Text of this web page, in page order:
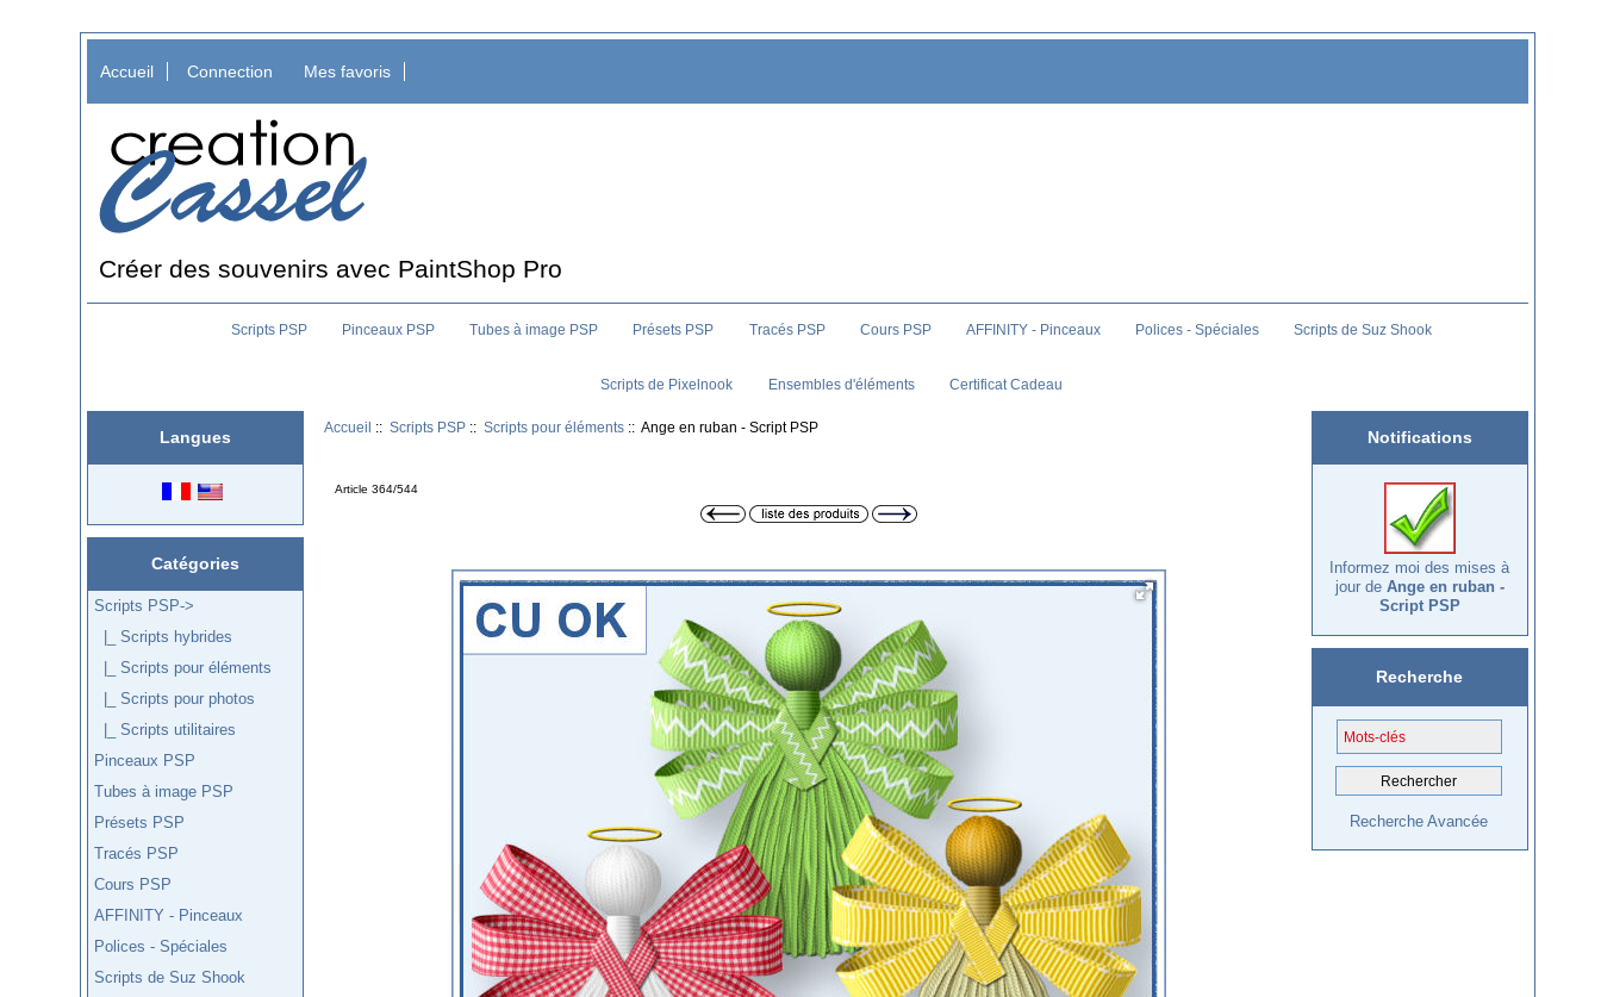
Accueil Connection Mes favoris
Créer des souvenirs avec PaintShop Pro
Scripts PSP Pinceaux PSP Tubes à image PSP Présets PSP Tracés PSP Cours PSP AFFINITY - Pinceaux Polices - Spéciales Scripts de Suz Shook
Scripts de Pixelnook Ensembles d'éléments Certificat Cadeau
Langues
Catégories
Scripts PSP->
|_ Scripts hybrides
|_ Scripts pour éléments
|_ Scripts pour photos
|_ Scripts utilitaires
Pinceaux PSP
Tubes à image PSP
Présets PSP
Tracés PSP
Cours PSP
AFFINITY - Pinceaux
Polices - Spéciales
Scripts de Suz Shook
Accueil :: Scripts PSP :: Scripts pour éléments :: Ange en ruban - Script PSP
Article 364/544
Notifications
Informez moi des mises à
jour de Ange en ruban -
Script PSP
Recherche
Recherche Avancée